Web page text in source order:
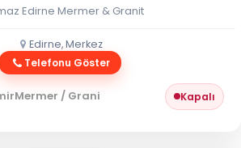
Edirne Mermer & Granit
Edirne, Merkez
Telefonu Göster
Mermer / Granit Kapalı